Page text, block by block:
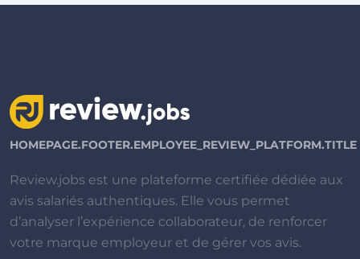
HOMEPAGE.FOOTER.EMPLOYEE_REVIEW_PLATFORM.TITLE
Review.jobs est une plateforme certifiée dédiée aux
avis salariés authentiques. Elle vous permet
d’analyser l’expérience collaborateur, de renforcer
votre marque employeur et de gérer vos avis.